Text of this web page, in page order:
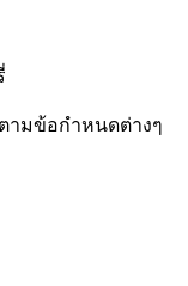
ามข้อกำหนดต่างๆ